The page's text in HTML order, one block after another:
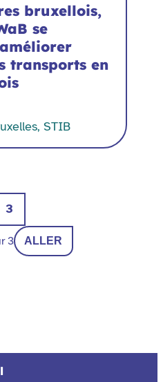
bruxellois,
se
transports en
STIB
3
3 ALLER